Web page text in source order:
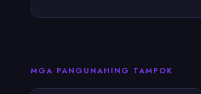
MGA PANGUNAHING TAMPOK